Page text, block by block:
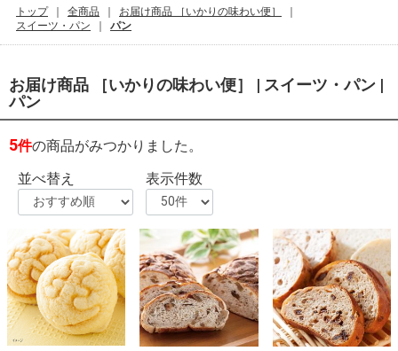
そうめん
ゼリー
トップ 全商品
お届け商品 ［いかりの味わい便］
スイーツ・パン
パン
お届け商品 ［いかりの味わい便］ | スイーツ・パン |
パン
5件の商品がみつかりました。
並べ替え
表示件数